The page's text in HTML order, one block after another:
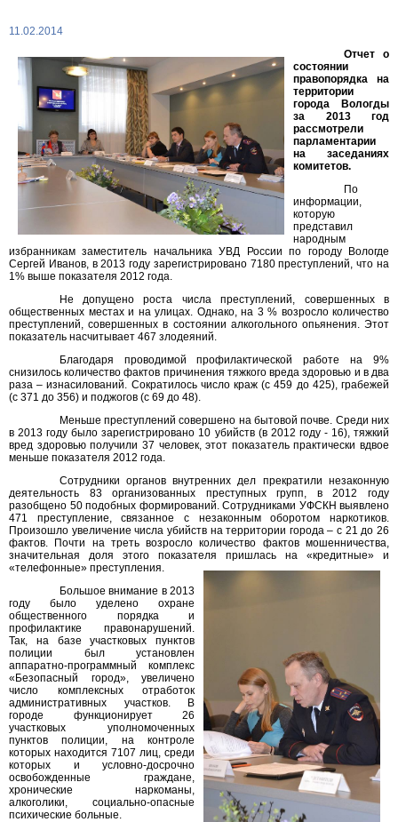
11.02.2014
Отчет о
состоянии
правопорядка на
территории
города Вологды
за 2013 год
рассмотрели
парламентарии
на заседаниях
комитетов.
По
информации,
которую
представил
народным
избранникам заместитель начальника УВД России по городу Вологде
Сергей Иванов, в 2013 году зарегистрировано 7180 преступлений, что на
1% выше показателя 2012 года.
Не допущено роста числа преступлений, совершенных в
общественных местах и на улицах. Однако, на 3 % возросло количество
преступлений, совершенных в состоянии алкогольного опьянения. Этот
показатель насчитывает 467 злодеяний.
Благодаря проводимой профилактической работе на 9%
снизилось количество фактов причинения тяжкого вреда здоровью и в два
раза – изнасилований. Сократилось число краж (с 459 до 425), грабежей
(с 371 до 356) и поджогов (с 69 до 48).
Меньше преступлений совершено на бытовой почве. Среди них
в 2013 году было зарегистрировано 10 убийств (в 2012 году - 16), тяжкий
вред здоровью получили 37 человек, этот показатель практически вдвое
меньше показателя 2012 года.
Сотрудники органов внутренних дел прекратили незаконную
деятельность 83 организованных преступных групп, в 2012 году
разобщено 50 подобных формирований. Сотрудниками УФСКН выявлено
471 преступление, связанное с незаконным оборотом наркотиков.
Произошло увеличение числа убийств на территории города – с 21 до 26
фактов. Почти на треть возросло количество фактов мошенничества,
значительная доля этого показателя пришлась на «кредитные» и
«телефонные» преступления.
Большое внимание в 2013
году было уделено охране
общественного порядка и
профилактике правонарушений.
Так, на базе участковых пунктов
полиции был установлен
аппаратно-программный комплекс
«Безопасный город», увеличено
число комплексных отработок
административных участков. В
городе функционирует 26
участковых уполномоченных
пунктов полиции, на контроле
которых находится 7107 лиц, среди
которых и условно-досрочно
освобожденные граждане,
хронические наркоманы,
алкоголики, социально-опасные
психические больные.